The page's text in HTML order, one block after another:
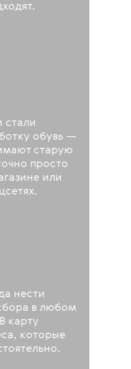
стали
обувь —
старую
просто
или
нести
в любом
карту
которые